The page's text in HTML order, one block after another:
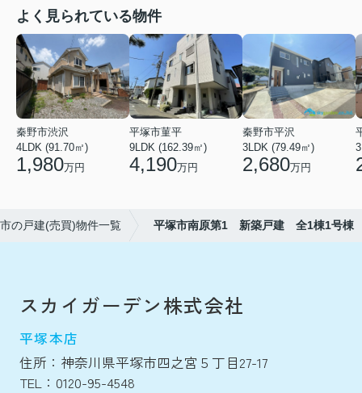
よく見られている物件
秦野市渋沢
4LDK (91.70㎡)
1,980万円
平塚市菫平
9LDK (162.39㎡)
4,190万円
秦野市平沢
3LDK (79.49㎡)
2,680万円
の戸建(売買)物件一覧 平塚市南原第1 新築戸建 全1棟1号棟
スカイガーデン株式会社
平塚本店
住所：神奈川県平塚市四之宮５丁目27-17
TEL：0120-95-4548